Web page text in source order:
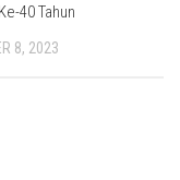
40 Tahun
8, 2023